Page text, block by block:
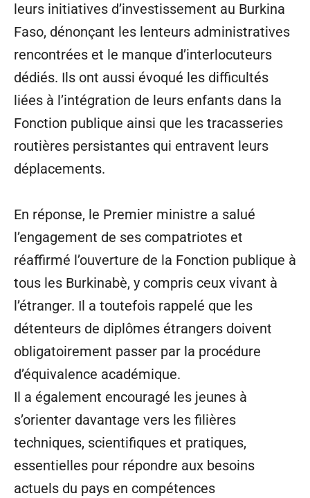
leurs initiatives d’investissement au Burkina
Faso, dénonçant les lenteurs administratives
rencontrées et le manque d’interlocuteurs
dédiés. Ils ont aussi évoqué les difficultés
liées à l’intégration de leurs enfants dans la
Fonction publique ainsi que les tracasseries
routières persistantes qui entravent leurs
déplacements.
En réponse, le Premier ministre a salué
l’engagement de ses compatriotes et
réaffirmé l’ouverture de la Fonction publique à
tous les Burkinabè, y compris ceux vivant à
l’étranger. Il a toutefois rappelé que les
détenteurs de diplômes étrangers doivent
obligatoirement passer par la procédure
d’équivalence académique.
Il a également encouragé les jeunes à
s’orienter davantage vers les filières
techniques, scientifiques et pratiques,
essentielles pour répondre aux besoins
actuels du pays en compétences